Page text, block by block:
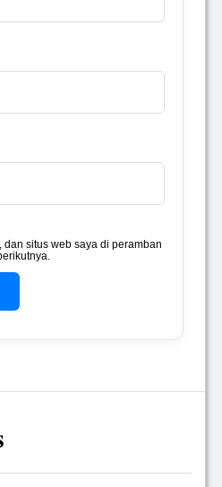
dan situs web saya di peramban